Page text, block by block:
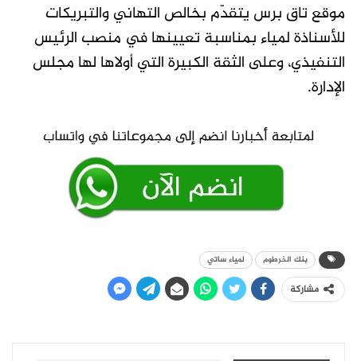
موقع تاق برس يتقدّم بخالص التهاني والتبريكات
للأسناذة لمياء بمناسبة تعيينها في منصب الرئيس
التنفيذي، وعلى الثقة الكبيرة التي أولاها لها مجلس
الإدارة.
بنك الخرطوم لمياء ساتي
مشاركة